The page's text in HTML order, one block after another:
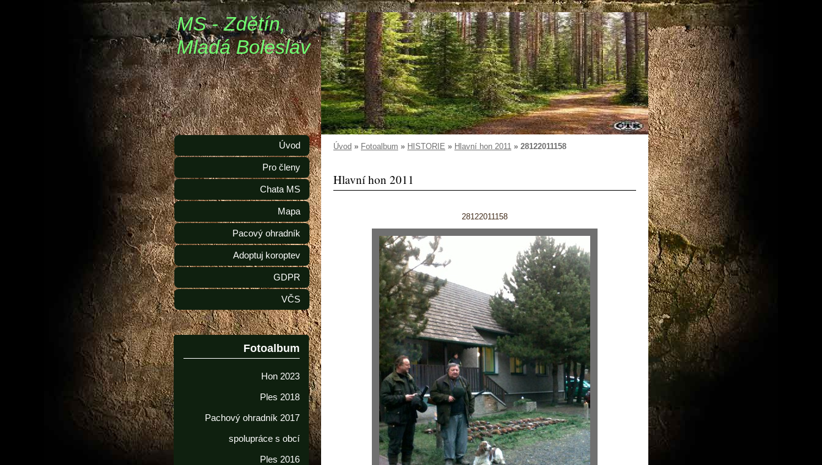
MS - Zdětín,
Mladá Boleslav
Úvod » Fotoalbum » HISTORIE » Hlavní hon 2011 » 28122011158
Hlavní hon 2011
28122011158
Úvod
Pro členy
Chata MS
Mapa
Pacový ohradník
Adoptuj koroptev
GDPR
VČS
Fotoalbum
Hon 2023
Ples 2018
Pachový ohradník 2017
spolupráce s obcí
Ples 2016